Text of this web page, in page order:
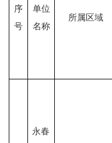
序
号
单位
名称
所属区域
永春